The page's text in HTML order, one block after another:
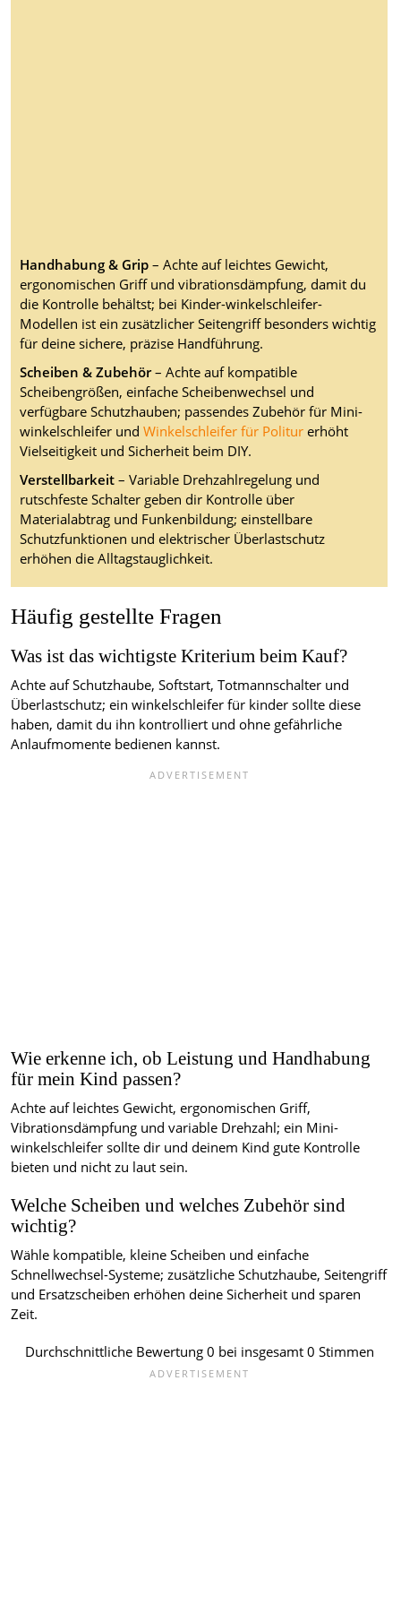
Handhabung & Grip– Achte auf leichtes Gewicht,
ergonomischen Griff und vibrationsdämpfung, damit du
die Kontrolle behältst; bei Kinder-winkelschleifer-
Modellen ist ein zusätzlicher Seitengriff besonders wichtig
für deine sichere, präzise Handführung.
Scheiben & Zubehör– Achte auf kompatible
Scheibengrößen, einfache Scheibenwechsel und
verfügbare Schutzhauben; passendes Zubehör für Mini-
winkelschleifer und Winkelschleifer für Politurerhöht
Vielseitigkeit und Sicherheit beim DIY.
Verstellbarkeit– Variable Drehzahlregelung und
rutschfeste Schalter geben dir Kontrolle über
Materialabtrag und Funkenbildung; einstellbare
Schutzfunktionen und elektrischer Überlastschutz
erhöhen die Alltagstauglichkeit.
Häufig gestellte Fragen
Was ist das wichtigste Kriterium beim Kauf?
Achte auf Schutzhaube, Softstart, Totmannschalter und
Überlastschutz; ein winkelschleifer für kinder sollte diese
haben, damit du ihn kontrolliert und ohne gefährliche
Anlaufmomente bedienen kannst.
Wie erkenne ich, ob Leistung und Handhabung
für mein Kind passen?
Achte auf leichtes Gewicht, ergonomischen Griff,
Vibrationsdämpfung und variable Drehzahl; ein Mini-
winkelschleifer sollte dir und deinem Kind gute Kontrolle
bieten und nicht zu laut sein.
Welche Scheiben und welches Zubehör sind
wichtig?
Wähle kompatible, kleine Scheiben und einfache
Schnellwechsel-Systeme; zusätzliche Schutzhaube, Seitengriff
und Ersatzscheiben erhöhen deine Sicherheit und sparen
Zeit.
Durchschnittliche Bewertung0 bei insgesamt0 Stimmen